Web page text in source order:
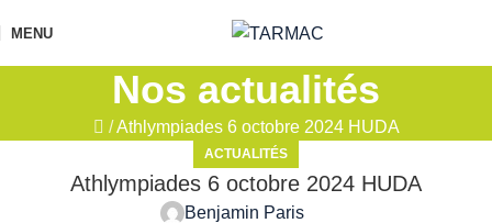
MENU
Nos actualités
/Athlympiades 6 octobre 2024 HUDA
ACTUALITÉS
Athlympiades 6 octobre 2024 HUDA
Benjamin Paris